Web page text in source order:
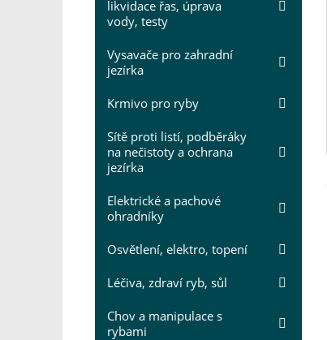
likvidace řas, úprava
vody, testy
Vysavače pro zahradní
jezírka
Krmivo pro ryby
Sítě proti listí, podběráky
na nečistoty a ochrana
jezírka
Elektrické a pachové
ohradníky
Osvětlení, elektro, topení
Léčiva, zdraví ryb, sůl
Chov a manipulace s
rybami